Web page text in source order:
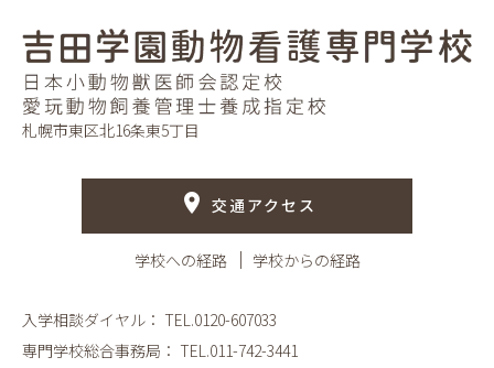
札幌市東区北16条東5丁目
交通アクセス
学校への経路 学校からの経路
入学相談ダイヤル： TEL.0120-607033
専門学校総合事務局： TEL.011-742-3441